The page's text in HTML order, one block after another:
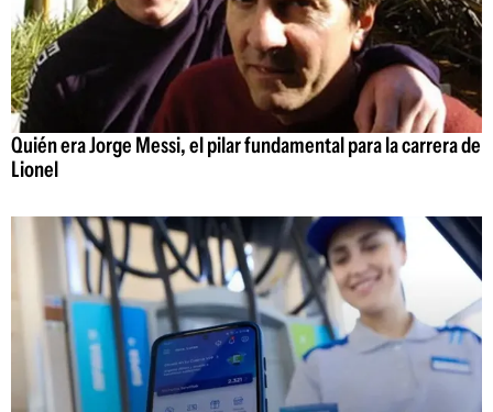
Quién era Jorge Messi, el pilar fundamental para la carrera de
Lionel